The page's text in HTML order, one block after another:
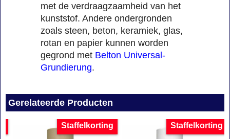
met de verdraagzaamheid van het
kunststof. Andere ondergronden
zoals steen, beton, keramiek, glas,
rotan en papier kunnen worden
gegrond met Belton Universal-
Grundierung.
Gerelateerde Producten
Staffelkorting Staffelkorting